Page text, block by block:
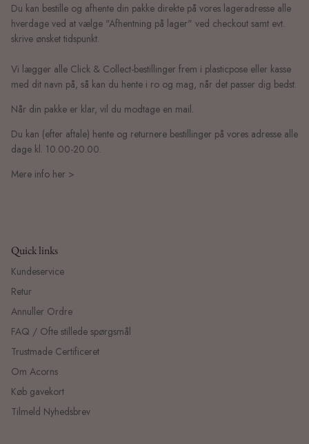
Du kan bestille og afhente din pakke direkte på vores lageradresse alle
hverdage ved at vælge "Afhentning på lager" ved checkout samt evt.
skrive ønsket tidspunkt.
Vi lægger alle Click & Collect-bestillinger frem i plasticpose eller kasse
med dit navn på, så kan du hente i ro og mag, når det passer dig bedst.
Når din pakke er klar, vil du modtage en mail.
Du kan (efter aftale) hente og returnere bestillinger på vores adresse alle
dage kl. 10.00-20.00.
Mere info her >
Quick links
Kundeservice
Retur
Annuller Ordre
FAQ / Ofte stillede spørgsmål
Trustmade Certificeret
Om Acorns
Køb gavekort
Tilmeld Nyhedsbrev